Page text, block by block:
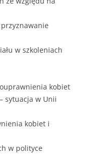
w szkoleniach
kobiet
sytuacja w Unii
kobiet i
w polityce